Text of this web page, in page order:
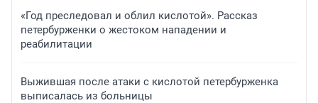
«Год преследовал и облил кислотой». Рассказ
петербурженки о жестоком нападении и
реабилитации
Выжившая после атаки с кислотой петербурженка
выписалась из больницы